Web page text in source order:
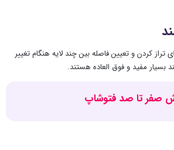
تراز کردن و تعیین فاصله بین چند لایه هنگام تغییر
بسیار مفید و فوق العاده هستند.
صفر تا صد فتوشاپ